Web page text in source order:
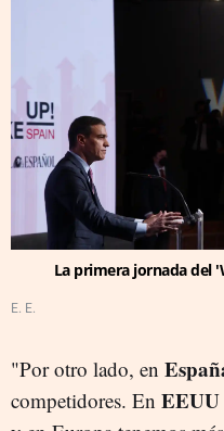
La primera jornada del
E. E.
"Por otro lado, en
competidores. En